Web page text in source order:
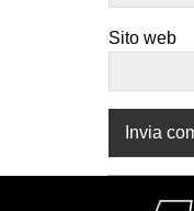
Sito web